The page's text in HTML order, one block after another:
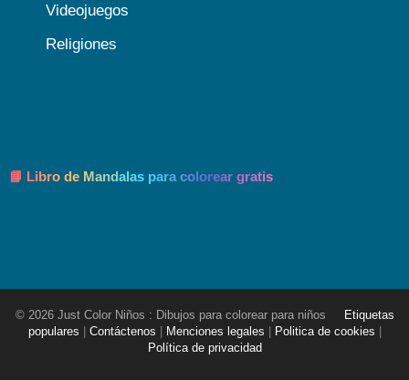
Videojuegos
Religiones
📘 Libro de Mandalas para colorear gratis
© 2026 Just Color Niños : Dibujos para colorear para niños
Etiquetas
populares
Contáctenos Menciones legales Politica de cookies
Política de privacidad